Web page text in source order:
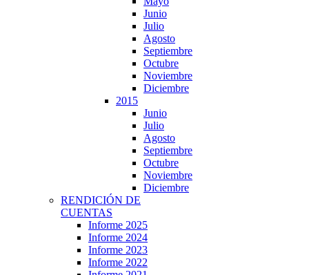
Junio
Julio
Agosto
Septiembre
Octubre
Noviembre
Diciembre
2015
Junio
Julio
Agosto
Septiembre
Octubre
Noviembre
Diciembre
RENDICIÓN DE
CUENTAS
Informe 2025
Informe 2024
Informe 2023
Informe 2022